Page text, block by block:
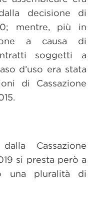
decisione di
mentre, più in
a causa di
soggetti a
d’uso era stata
di Cassazione
Cassazione
si presta però a
una pluralità di